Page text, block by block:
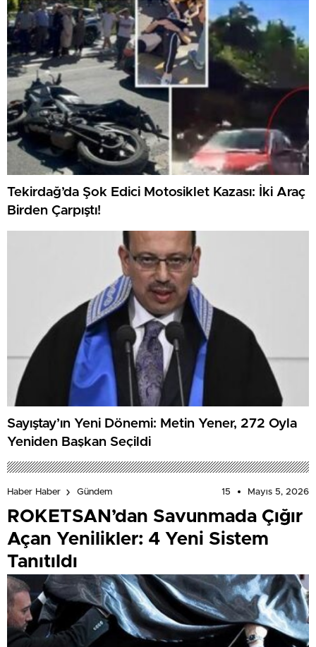
Tekirdağ’da Şok Edici Motosiklet Kazası: İki Araç
Birden Çarpıştı!
Sayıştay’ın Yeni Dönemi: Metin Yener, 272 Oyla
Yeniden Başkan Seçildi
Haber Haber Gündem 15 Mayıs 5, 2026
ROKETSAN’dan Savunmada Çığır
Açan Yenilikler: 4 Yeni Sistem
Tanıtıldı